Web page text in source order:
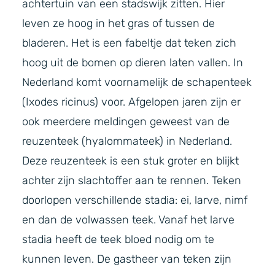
achtertuin van een stadswijk zitten. Hier
leven ze hoog in het gras of tussen de
bladeren. Het is een fabeltje dat teken zich
hoog uit de bomen op dieren laten vallen. In
Nederland komt voornamelijk de schapenteek
(Ixodes ricinus) voor. Afgelopen jaren zijn er
ook meerdere meldingen geweest van de
reuzenteek (hyalommateek) in Nederland.
Deze reuzenteek is een stuk groter en blijkt
achter zijn slachtoffer aan te rennen. Teken
doorlopen verschillende stadia: ei, larve, nimf
en dan de volwassen teek. Vanaf het larve
stadia heeft de teek bloed nodig om te
kunnen leven. De gastheer van teken zijn